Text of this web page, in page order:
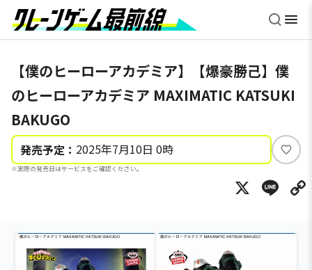
【僕のヒーローアカデミア】【爆豪勝己】僕
のヒーローアカデミア MAXIMATIC KATSUKI
BAKUGO
発売予定： 2025年7月10日 0時
※実際の発売日はサービスをご確認ください。
い
ね
X